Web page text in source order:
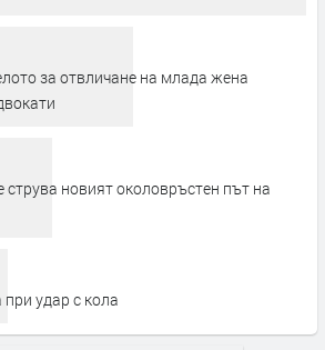
за отвличане на млада жена
новият околовръстен път на
удар с кола